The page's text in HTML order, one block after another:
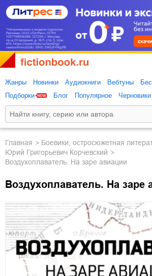
Жанры Новинки Аудиокниги Вебтуны
Подборки
Блог Популярное Черновики
Главная
боевики, остросюжетная
Юрий Григорьевич Корчевский
Воздухоплаватель. На заре авиации
Воздухоплаватель. На заре